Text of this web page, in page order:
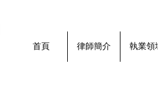
首頁 律師簡介 執業領